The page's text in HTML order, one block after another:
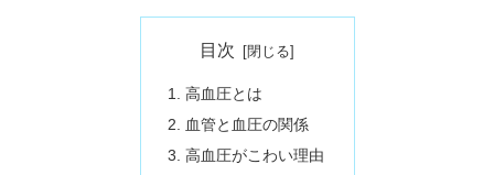
目次
高血圧とは
血管と血圧の関係
高血圧がこわい理由